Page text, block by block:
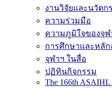
งานวิจัยและนวัตก
ความร่วมมือ
ความภูมิใจของจุฬ
การศึกษาและหลัก
จุฬาฯ ในสื่อ
ปฏิทินกิจกรรม
The 166th ASAIHL